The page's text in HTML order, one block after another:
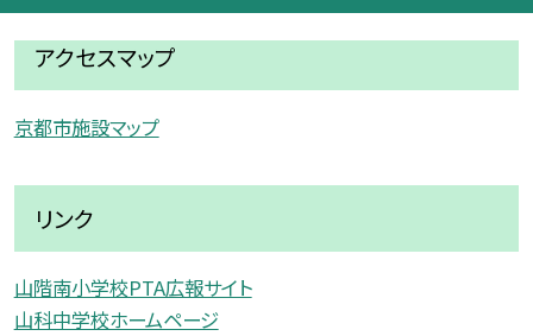
アクセスマップ
京都市施設マップ
リンク
山階南小学校PTA広報サイト
山科中学校ホームページ